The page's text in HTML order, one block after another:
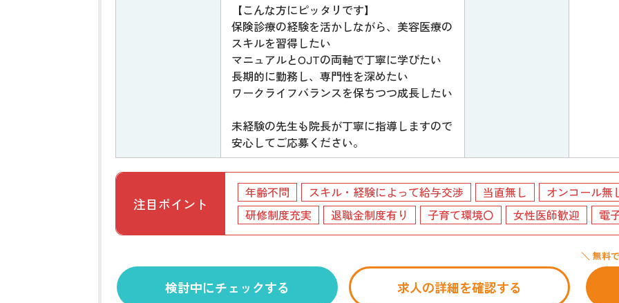
【こんな方にピッタリです】
保険診療の経験を活かしながら、美容医療の
スキルを習得したい
マニュアルとOJTの両軸で丁寧に学びたい
長期的に勤務し、専門性を深めたい
ワークライフバランスを保ちつつ成長したい
未経験の先生も院長が丁寧に指導しますので
安心してご応募ください。
注目ポイント
年齢不問 スキル・経験によって給与交渉 当直無し
オンコール無
研修制度充実
退職金制度有り 子育て環境〇 女性医師歓迎 電
検討中にチェックする 求人の詳細を確認する
＼ 無料